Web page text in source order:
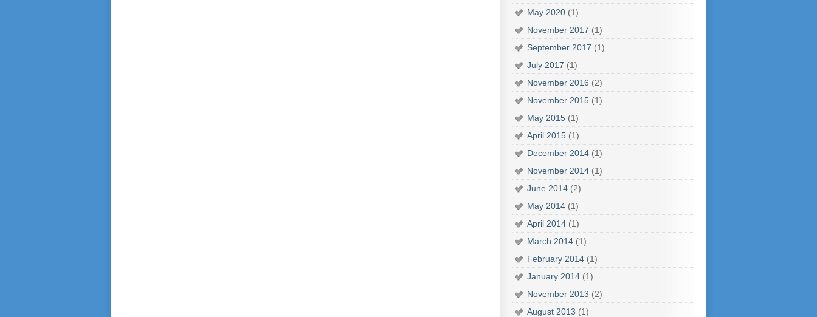
May 2020 (1)
November 2017 (1)
September 2017 (1)
July 2017 (1)
November 2016 (2)
November 2015 (1)
May 2015 (1)
April 2015 (1)
December 2014 (1)
November 2014 (1)
June 2014 (2)
May 2014 (1)
April 2014 (1)
March 2014 (1)
February 2014 (1)
January 2014 (1)
November 2013 (2)
August 2013 (1)